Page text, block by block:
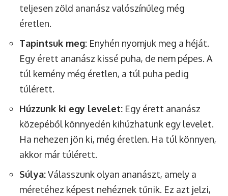
teljesen zöld ananász valószínűleg még
éretlen.
Tapintsuk meg: Enyhén nyomjuk meg a héját.
Egy érett ananász kissé puha, de nem pépes. A
túl kemény még éretlen, a túl puha pedig
túlérett.
Húzzunk ki egy levelet: Egy érett ananász
közepéből könnyedén kihúzhatunk egy levelet.
Ha nehezen jön ki, még éretlen. Ha túl könnyen,
akkor már túlérett.
Súlya:Válasszunk olyan ananászt, amely a
méretéhez képest nehéznek tűnik. Ez azt jelzi,